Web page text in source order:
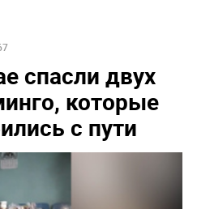
спасли двух
которые
с пути